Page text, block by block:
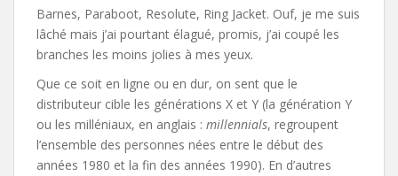
Barnes, Paraboot, Resolute, Ring Jacket. Ouf, je me suis
lâché mais j’ai pourtant élagué, promis, j’ai coupé les
branches les moins jolies à mes yeux.
Que ce soit en ligne ou en dur, on sent que le
distributeur cible les générations X et Y (la génération Y
ou les milléniaux, en anglais : millennials, regroupent
l’ensemble des personnes nées entre le début des
années 1980 et la fin des années 1990). En d’autres